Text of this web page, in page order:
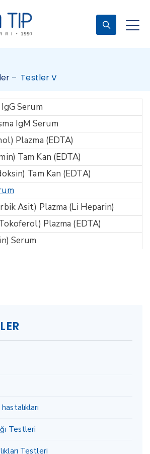
– Testler V
Serum
IgM Serum
Plazma (EDTA)
Tam Kan (EDTA)
Tam Kan (EDTA)
Asit) Plazma (Li Heparin)
Plazma (EDTA)
Serum
Testleri
Testleri